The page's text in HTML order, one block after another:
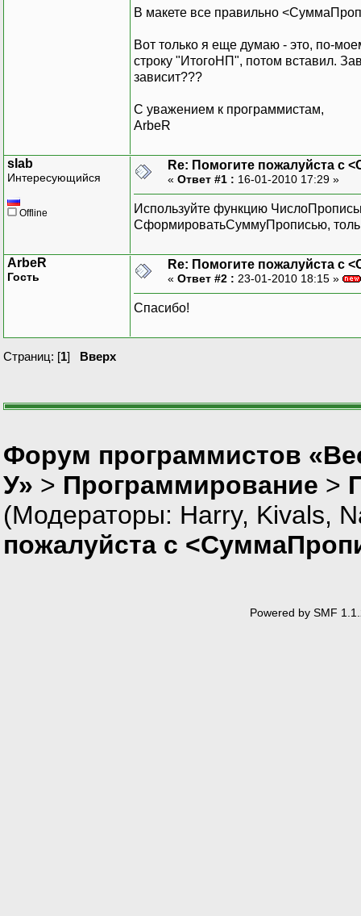
В макете все правильно
Вот только я еще думаю - это, по-
строку "ИтогоНП", потом вставил.
зависит???
С уважением к программистам,
ArbeR
slab
Интересующийся
Offline
Re: Помогите пожалуйста с
« Ответ #1 : 16-01-2010 17:29 »
Используйте функцию
СформироватьСуммуПрописью,
ArbeR
Гость
Re: Помогите пожалуйста с
« Ответ #2 : 23-01-2010 18:15 »
Спасибо!
Страниц: [1] Вверх
Форум программистов
У» > Программирование >
(Модераторы: Harry, Kivals,
пожалуйста с
Powered by SMF